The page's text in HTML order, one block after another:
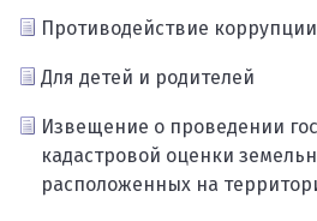
Противодействие коррупции
Для детей и родителей
Извещение о проведении
кадастровой оценки
расположенных на